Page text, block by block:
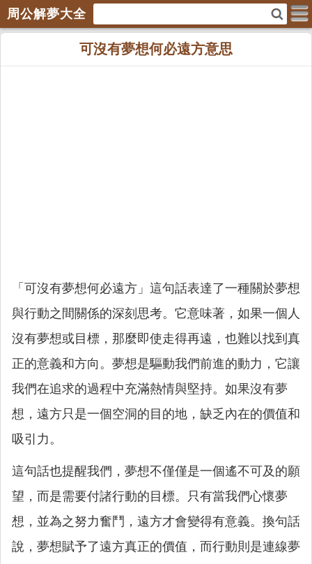
周公解夢大全
可沒有夢想何必遠方意思
「可沒有夢想何必遠方」這句話表達了一種關於夢想
與行動之間關係的深刻思考。它意味著，如果一個人
沒有夢想或目標，那麼即使走得再遠，也難以找到真
正的意義和方向。夢想是驅動我們前進的動力，它讓
我們在追求的過程中充滿熱情與堅持。如果沒有夢
想，遠方只是一個空洞的目的地，缺乏內在的價值和
吸引力。
這句話也提醒我們，夢想不僅僅是一個遙不可及的願
望，而是需要付諸行動的目標。只有當我們心懷夢
想，並為之努力奮鬥，遠方才會變得有意義。換句話
說，夢想賦予了遠方真正的價值，而行動則是連線夢